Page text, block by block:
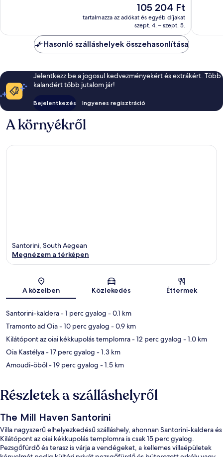
Az
ár
105 204 Ft
105 204 Ft
tartalmazza az adókat és egyéb díjakat
szept. 4. – szept. 5.
Hasonló szálláshelyek összehasonlítása
Jelentkezz be a jogosul kedvezményekért és extrákért. Több
kalandért több jutalom jár!
Bejelentkezés Ingyenes regisztráció
A környékről
Térkép
Santorini, South Aegean
Megnézem a térképen
A közelben Közlekedés Éttermek
Santorini-kaldera- 1 perc gyalog - 0.1 km
Tramonto ad Oia- 10 perc gyalog - 0.9 km
Kilátópont az oiai kékkupolás templomra- 12 perc gyalog - 1.0 km
Oia Kastélya- 17 perc gyalog - 1.3 km
Amoudi-öböl- 19 perc gyalog - 1.5 km
Részletek a szálláshelyről
The Mill Haven Santorini
Villa nagyszerű elhelyezkedésű szálláshely, ahonnan Santorini-kaldera és
Kilátópont az oiai kékkupolás templomra is csak 15 perc gyalog.
Pezsgőfürdő és terasz is várja a vendégeket, a kellemes villaépületek